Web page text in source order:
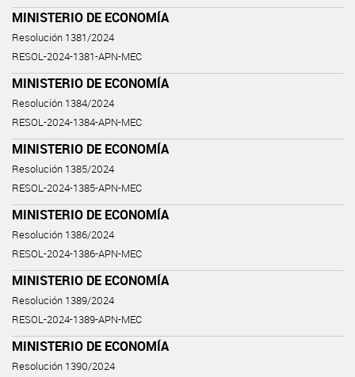
MINISTERIO DE ECONOMÍA
Resolución 1381/2024
RESOL-2024-1381-APN-MEC
MINISTERIO DE ECONOMÍA
Resolución 1384/2024
RESOL-2024-1384-APN-MEC
MINISTERIO DE ECONOMÍA
Resolución 1385/2024
RESOL-2024-1385-APN-MEC
MINISTERIO DE ECONOMÍA
Resolución 1386/2024
RESOL-2024-1386-APN-MEC
MINISTERIO DE ECONOMÍA
Resolución 1389/2024
RESOL-2024-1389-APN-MEC
MINISTERIO DE ECONOMÍA
Resolución 1390/2024